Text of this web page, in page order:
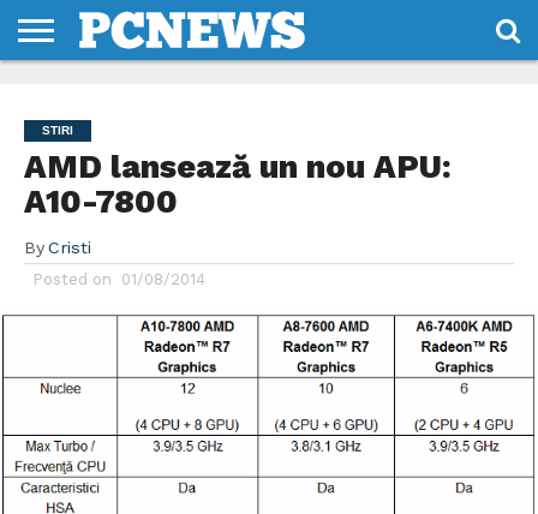
NOI
SI
CONDITII
STIRI
AMD lansează un nou APU:
A10-7800
By Cristi
Posted on 01/08/2014